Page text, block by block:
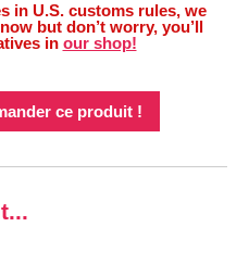
in U.S. customs rules, we
but don’t worry, you’ll
in our shop!
ce produit !